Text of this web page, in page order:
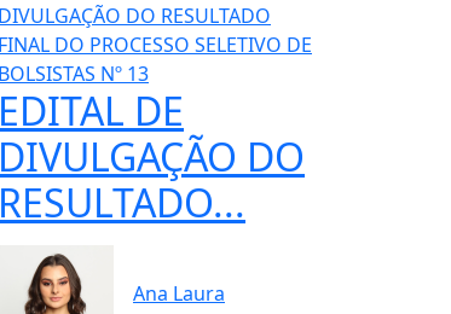
EDITAL DE
DIVULGAÇÃO DO
RESULTADO...
Ana Laura